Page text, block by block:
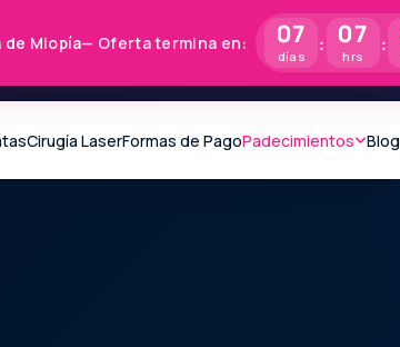
Miopía— Oferta termina en: 07
días : 07
hrs :
Cirugía LaserFormas de PagoPadecimientos Blog